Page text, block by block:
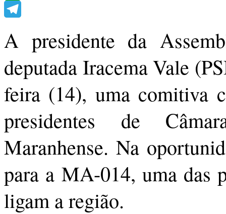
WhatsApp
A presidente da
deputada Iracema Vale
feira (14), uma comitiva
presidentes de
Maranhense. Na
para a MA-014, uma das
ligam a região.